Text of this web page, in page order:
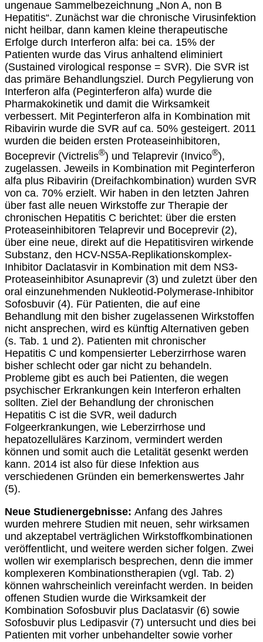
ungenaue Sammelbezeichnung „Non A, non B
Hepatitis“. Zunächst war die chronische Virusinfektion
nicht heilbar, dann kamen kleine therapeutische
Erfolge durch Interferon alfa: bei ca. 15% der
Patienten wurde das Virus anhaltend eliminiert
(Sustained virological response = SVR). Die SVR ist
das primäre Behandlungsziel. Durch Pegylierung von
Interferon alfa (Peginterferon alfa) wurde die
Pharmakokinetik und damit die Wirksamkeit
verbessert. Mit Peginterferon alfa in Kombination mit
Ribavirin wurde die SVR auf ca. 50% gesteigert. 2011
wurden die beiden ersten Proteaseinhibitoren,
Boceprevir (Victrelis®) und Telaprevir (Invico®),
zugelassen. Jeweils in Kombination mit Peginterferon
alfa plus Ribavirin (Dreifachkombination) wurden SVR
von ca. 70% erzielt. Wir haben in den letzten Jahren
über fast alle neuen Wirkstoffe zur Therapie der
chronischen Hepatitis C berichtet: über die ersten
Proteaseinhibitoren Telaprevir und Boceprevir (2),
über eine neue, direkt auf die Hepatitisviren wirkende
Substanz, den HCV-NS5A-Replikationskomplex-
Inhibitor Daclatasvir in Kombination mit dem NS3-
Proteaseinhibitor Asunaprevir (3) und zuletzt über den
oral einzunehmenden Nukleotid-Polymerase-Inhibitor
Sofosbuvir (4). Für Patienten, die auf eine
Behandlung mit den bisher zugelassenen Wirkstoffen
nicht ansprechen, wird es künftig Alternativen geben
(s. Tab. 1 und 2). Patienten mit chronischer
Hepatitis C und kompensierter Leberzirrhose waren
bisher schlecht oder gar nicht zu behandeln.
Probleme gibt es auch bei Patienten, die wegen
psychischer Erkrankungen kein Interferon erhalten
sollten. Ziel der Behandlung der chronischen
Hepatitis C ist die SVR, weil dadurch
Folgeerkrankungen, wie Leberzirrhose und
hepatozelluläres Karzinom, vermindert werden
können und somit auch die Letalität gesenkt werden
kann. 2014 ist also für diese Infektion aus
verschiedenen Gründen ein bemerkenswertes Jahr
(5).
Neue Studienergebnisse: Anfang des Jahres
wurden mehrere Studien mit neuen, sehr wirksamen
und akzeptabel verträglichen Wirkstoffkombinationen
veröffentlicht, und weitere werden sicher folgen. Zwei
wollen wir exemplarisch besprechen, denn die immer
komplexeren Kombinationstherapien (vgl. Tab. 2)
können wahrscheinlich vereinfacht werden. In beiden
offenen Studien wurde die Wirksamkeit der
Kombination Sofosbuvir plus Daclatasvir (6) sowie
Sofosbuvir plus Ledipasvir (7) untersucht und dies bei
Patienten mit vorher unbehandelter sowie vorher